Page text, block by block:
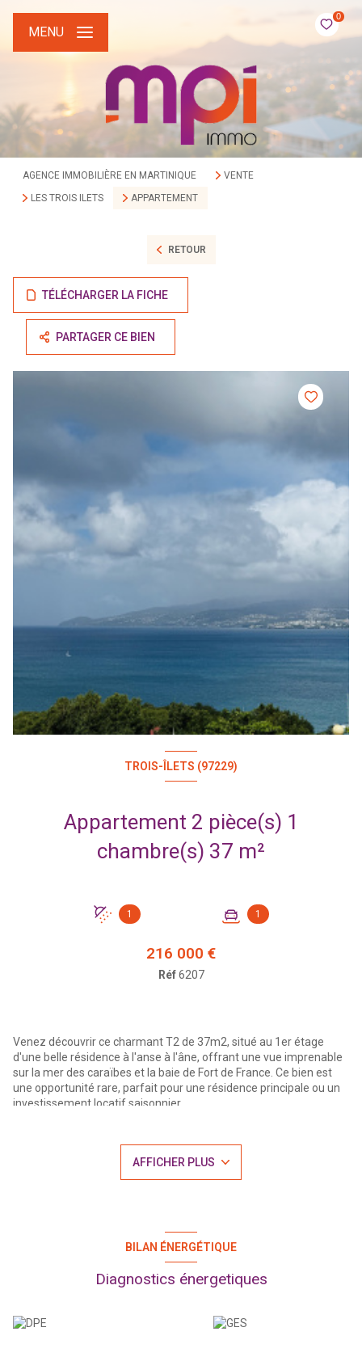
0
MENU
AGENCE IMMOBILIÈRE EN MARTINIQUE
VENTE
LES TROIS ILETS
APPARTEMENT
RETOUR
TÉLÉCHARGER LA FICHE
PARTAGER CE BIEN
TROIS-ÎLETS (97229)
Appartement 2 pièce(s) 1
chambre(s) 37 m²
1 1
216 000 €
Réf6207
Venez découvrir ce charmant T2 de 37m2, situé au 1er étage
d'une belle résidence à l'anse à l'âne, offrant une vue imprenable
sur la mer des caraïbes et la baie de Fort de France. Ce bien est
une opportunité rare, parfait pour une résidence principale ou un
investissement locatif saisonnier.
confortable avec dressing. Il est vendu entièrement meublé et
situé à seulement 500 mètres à pied de la plage.
La résidence bénéficie d'un emplacement idéal, avec toutes les
et son centre-ville animé....)
Une place de parking privative et une cave complètent ce bien.
Taxe foncière : 1014€. Montant moyen de la quote-part de
charges courantes : 257€/ trimestre - Bien en copropriété - A
fondement des articles 29-1A et 29-1 de la loi n°65-557 au 10
AFFICHER PLUS
BILAN ÉNERGÉTIQUE
Diagnostics énergetiques